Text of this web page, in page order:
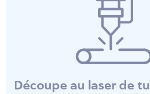
Découpe au laser de